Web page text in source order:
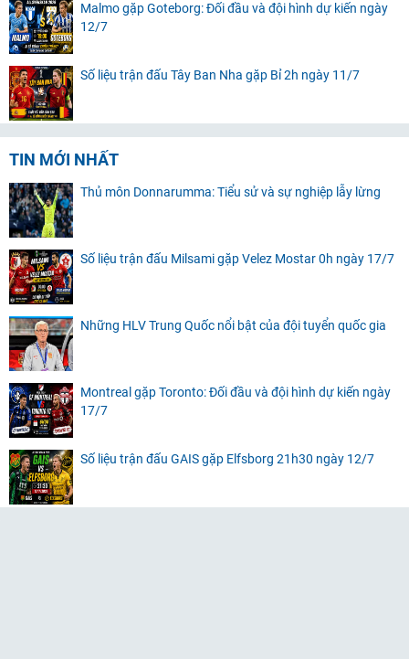
Malmo gặp Goteborg: Đối đầu và đội hình dự kiến ngày
12/7
Số liệu trận đấu Tây Ban Nha gặp Bỉ 2h ngày 11/7
TIN MỚI NHẤT
Thủ môn Donnarumma: Tiểu sử và sự nghiệp lẫy lừng
Số liệu trận đấu Milsami gặp Velez Mostar 0h ngày 17/7
Những HLV Trung Quốc nổi bật của đội tuyển quốc gia
Montreal gặp Toronto: Đối đầu và đội hình dự kiến ngày
17/7
Số liệu trận đấu GAIS gặp Elfsborg 21h30 ngày 12/7